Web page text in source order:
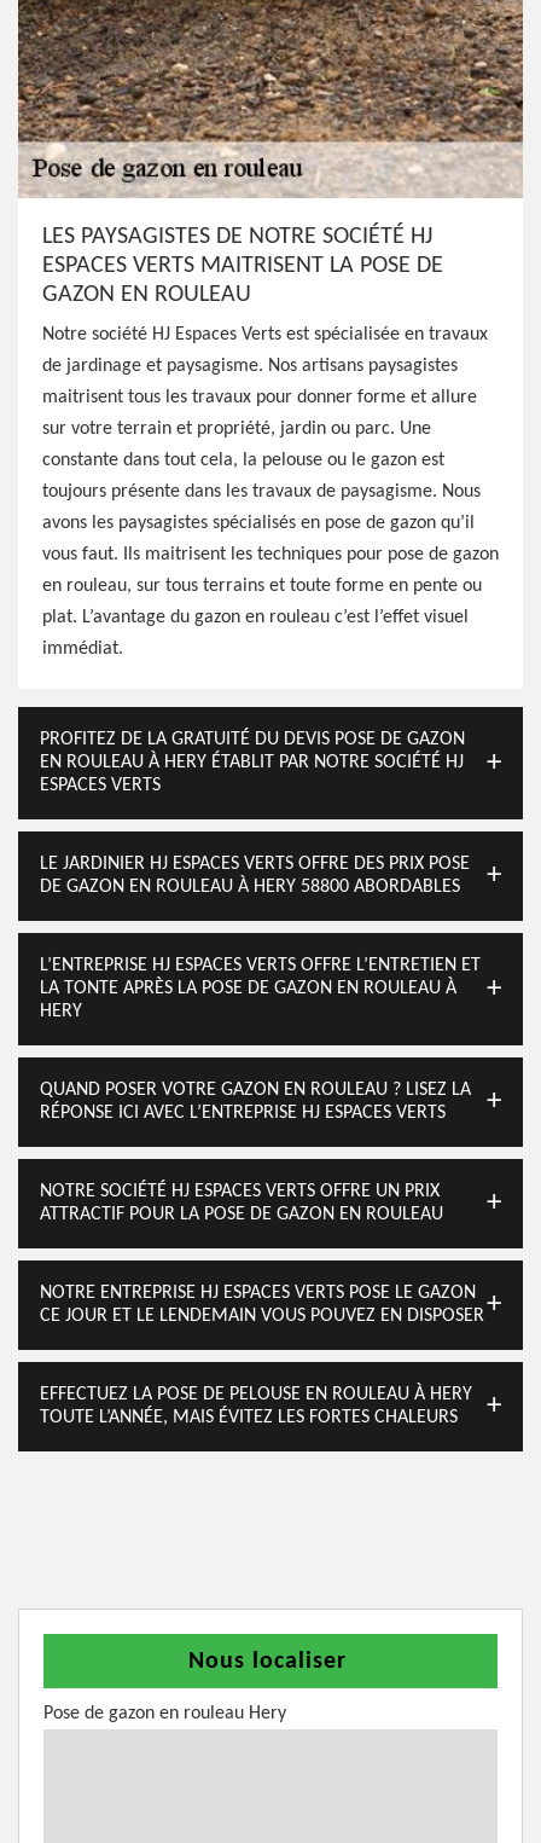
LES PAYSAGISTES DE NOTRE SOCIÉTÉ HJ
ESPACES VERTS MAITRISENT LA POSE DE
GAZON EN ROULEAU
Notre société HJ Espaces Verts est spécialisée en travaux
de jardinage et paysagisme. Nos artisans paysagistes
maitrisent tous les travaux pour donner forme et allure
sur votre terrain et propriété, jardin ou parc. Une
constante dans tout cela, la pelouse ou le gazon est
toujours présente dans les travaux de paysagisme. Nous
avons les paysagistes spécialisés en pose de gazon qu’il
vous faut. Ils maitrisent les techniques pour pose de gazon
en rouleau, sur tous terrains et toute forme en pente ou
plat. L’avantage du gazon en rouleau c’est l’effet visuel
immédiat.
PROFITEZ DE LA GRATUITÉ DU DEVIS POSE DE GAZON
EN ROULEAU À HERY ÉTABLIT PAR NOTRE SOCIÉTÉ HJ
ESPACES VERTS
LE JARDINIER HJ ESPACES VERTS OFFRE DES PRIX POSE
DE GAZON EN ROULEAU À HERY 58800 ABORDABLES
L’ENTREPRISE HJ ESPACES VERTS OFFRE L’ENTRETIEN ET
LA TONTE APRÈS LA POSE DE GAZON EN ROULEAU À
HERY
QUAND POSER VOTRE GAZON EN ROULEAU ? LISEZ LA
RÉPONSE ICI AVEC L’ENTREPRISE HJ ESPACES VERTS
NOTRE SOCIÉTÉ HJ ESPACES VERTS OFFRE UN PRIX
ATTRACTIF POUR LA POSE DE GAZON EN ROULEAU
NOTRE ENTREPRISE HJ ESPACES VERTS POSE LE GAZON
CE JOUR ET LE LENDEMAIN VOUS POUVEZ EN DISPOSER
EFFECTUEZ LA POSE DE PELOUSE EN ROULEAU À HERY
TOUTE L’ANNÉE, MAIS ÉVITEZ LES FORTES CHALEURS
Nous localiser
Pose de gazon en rouleau Hery